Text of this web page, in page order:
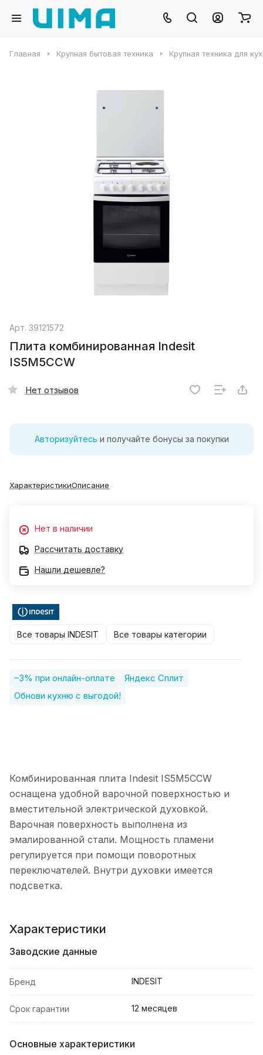
Главная Крупная бытовая техника Крупная техника для
Арт. 39121572
Плита комбинированная Indesit
IS5M5CCW
Нет отзывов
Авторизуйтесь и получайте бонусы за покупки
ХарактеристикиОписание
Нет в наличии
Рассчитать доставку
Нашли дешевле?
Все товары INDESIT Все товары категории
–3% при онлайн-оплате
Яндекс Сплит
Обнови кухню с выгодой!
Комбинированная плита Indesit IS5M5CCW
оснащена удобной варочной поверхностью и
вместительной электрической духовкой.
Варочная поверхность выполнена из
эмалированной стали. Мощность пламени
регулируется при помощи поворотных
переключателей. Внутри духовки имеется
подсветка.
Характеристики
Заводские данные
Бренд INDESIT
Срок гарантии 12 месяцев
Основные характеристики